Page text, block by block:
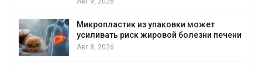
Микропластик из упаковки может
усиливать риск жировой болезни печени
Авг 8, 2026